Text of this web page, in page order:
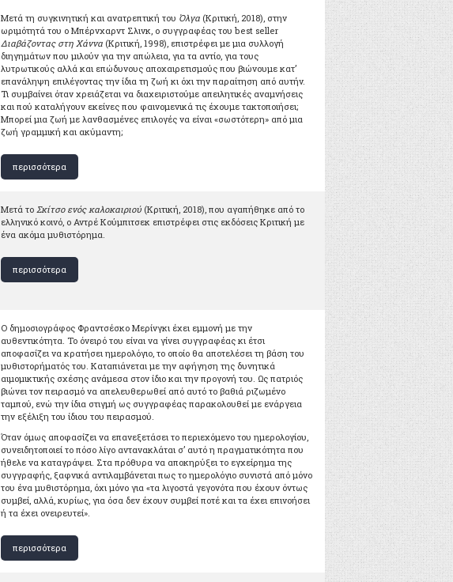
Μετά τη συγκινητική και ανατρεπτική του Όλγα (Κριτική, 2018), στην
ωριμότητά του ο Μπέρνχαρντ Σλινκ, ο συγγραφέας του best seller
Διαβάζοντας στη Χάννα (Κριτική, 1998), επιστρέφει με μια συλλογή
διηγημάτων που μιλούν για την απώλεια, για τα αντίο, για τους
λυτρωτικούς αλλά και επώδυνους αποχαιρετισμούς που βιώνουμε κατ’
επανάληψη επιλέγοντας την ίδια τη ζωή κι όχι την παραίτηση από αυτήν.
Τι συμβαίνει όταν χρειάζεται να διαχειριστούμε απειλητικές αναμνήσεις
και πού καταλήγουν εκείνες που φαινομενικά τις έχουμε τακτοποιήσει;
Μπορεί μια ζωή με λανθασμένες επιλογές να είναι «σωστότερη» από μια
ζωή γραμμική και ακύμαντη;
περισσότερα
Μετά το Σκίτσο ενός καλοκαιριού (Κριτική, 2018), που αγαπήθηκε από το
ελληνικό κοινό, ο Αντρέ Κούμπιτσεκ επιστρέφει στις εκδόσεις Κριτική με
ένα ακόμα μυθιστόρημα.
περισσότερα
Ο δημοσιογράφος Φραντσέσκο Μερίνγκι έχει εμμονή με την
αυθεντικότητα. Το όνειρό του είναι να γίνει συγγραφέας κι έτσι
αποφασίζει να κρατήσει ημερολόγιο, το οποίο θα αποτελέσει τη βάση του
μυθιστορήματός του. Καταπιάνεται με την αφήγηση της δυνητικά
αιμομικτικής σχέσης ανάμεσα στον ίδιο και την προγονή του. Ως πατριός
βιώνει τον πειρασμό να απελευθερωθεί από αυτό το βαθιά ριζωμένο
ταμπού, ενώ την ίδια στιγμή ως συγγραφέας παρακολουθεί με ενάργεια
την εξέλιξη του ίδιου του πειρασμού.
Όταν όμως αποφασίζει να επανεξετάσει το περιεχόμενο του ημερολογίου,
συνειδητοποιεί το πόσο λίγο αντανακλάται σ’ αυτό η πραγματικότητα που
ήθελε να καταγράψει. Στα πρόθυρα να αποκηρύξει το εγχείρημα της
συγγραφής, ξαφνικά αντιλαμβάνεται πως το ημερολόγιο συνιστά από μόνο
του ένα μυθιστόρημα, όχι μόνο για «τα λιγοστά γεγονότα που έχουν όντως
συμβεί, αλλά, κυρίως, για όσα δεν έχουν συμβεί ποτέ και τα έχει επινοήσει
ή τα έχει ονειρευτεί».
περισσότερα